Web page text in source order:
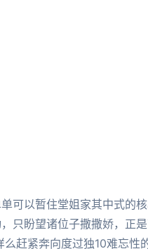
可以暂住堂姐家其中式的
只盼望诸位子撒撒娇，正
赶紧奔向度过独10难忘性